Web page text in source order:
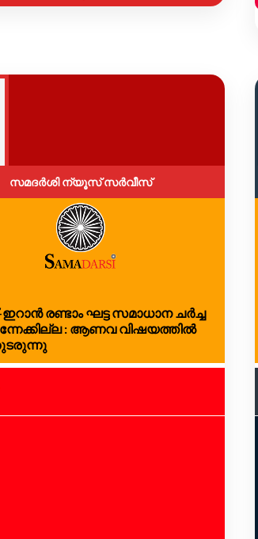
സമദർശി ന്യൂസ് സർവീസ്
രണ്ടാം ഘട്ട സമാധാന ചർച്ച
: ആണവ വിഷയത്തിൽ